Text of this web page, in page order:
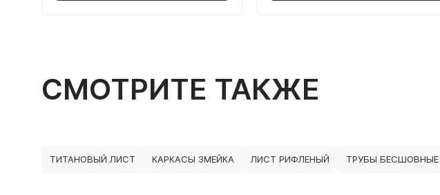
СМОТРИТЕ ТАКЖЕ
ТИТАНОВЫЙ ЛИСТ КАРКАСЫ ЗМЕЙКА ЛИСТ РИФЛЕНЫЙ ТРУБЫ БЕСШОВНЫЕ